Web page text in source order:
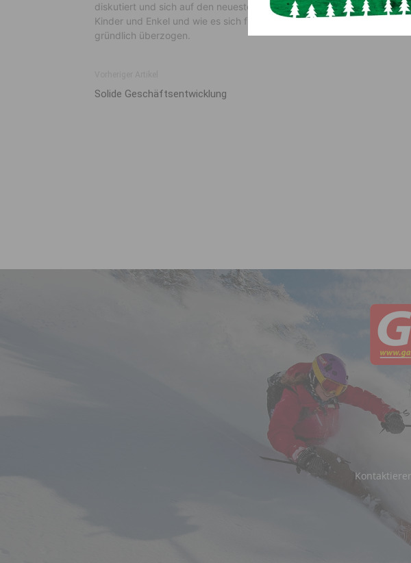
diskutiert und sich auf den neuesten Stand gebracht. Großer
Kinder und Enkel und wie es sich für eine solche „über 50 Party“
gründlich überzogen.
Solide Geschäftsentwicklung